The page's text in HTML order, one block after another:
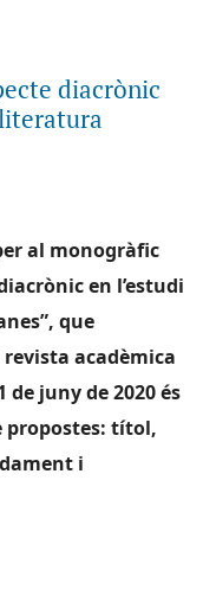
diacrònic
al monogràfic
en l’estudi
que
acadèmica
de juny de 2020 és
propostes: títol,
i